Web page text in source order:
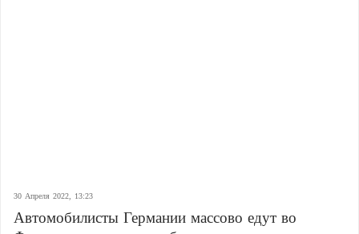
30 Апреля 2022, 13:23
Автомобилисты Германии массово едут во